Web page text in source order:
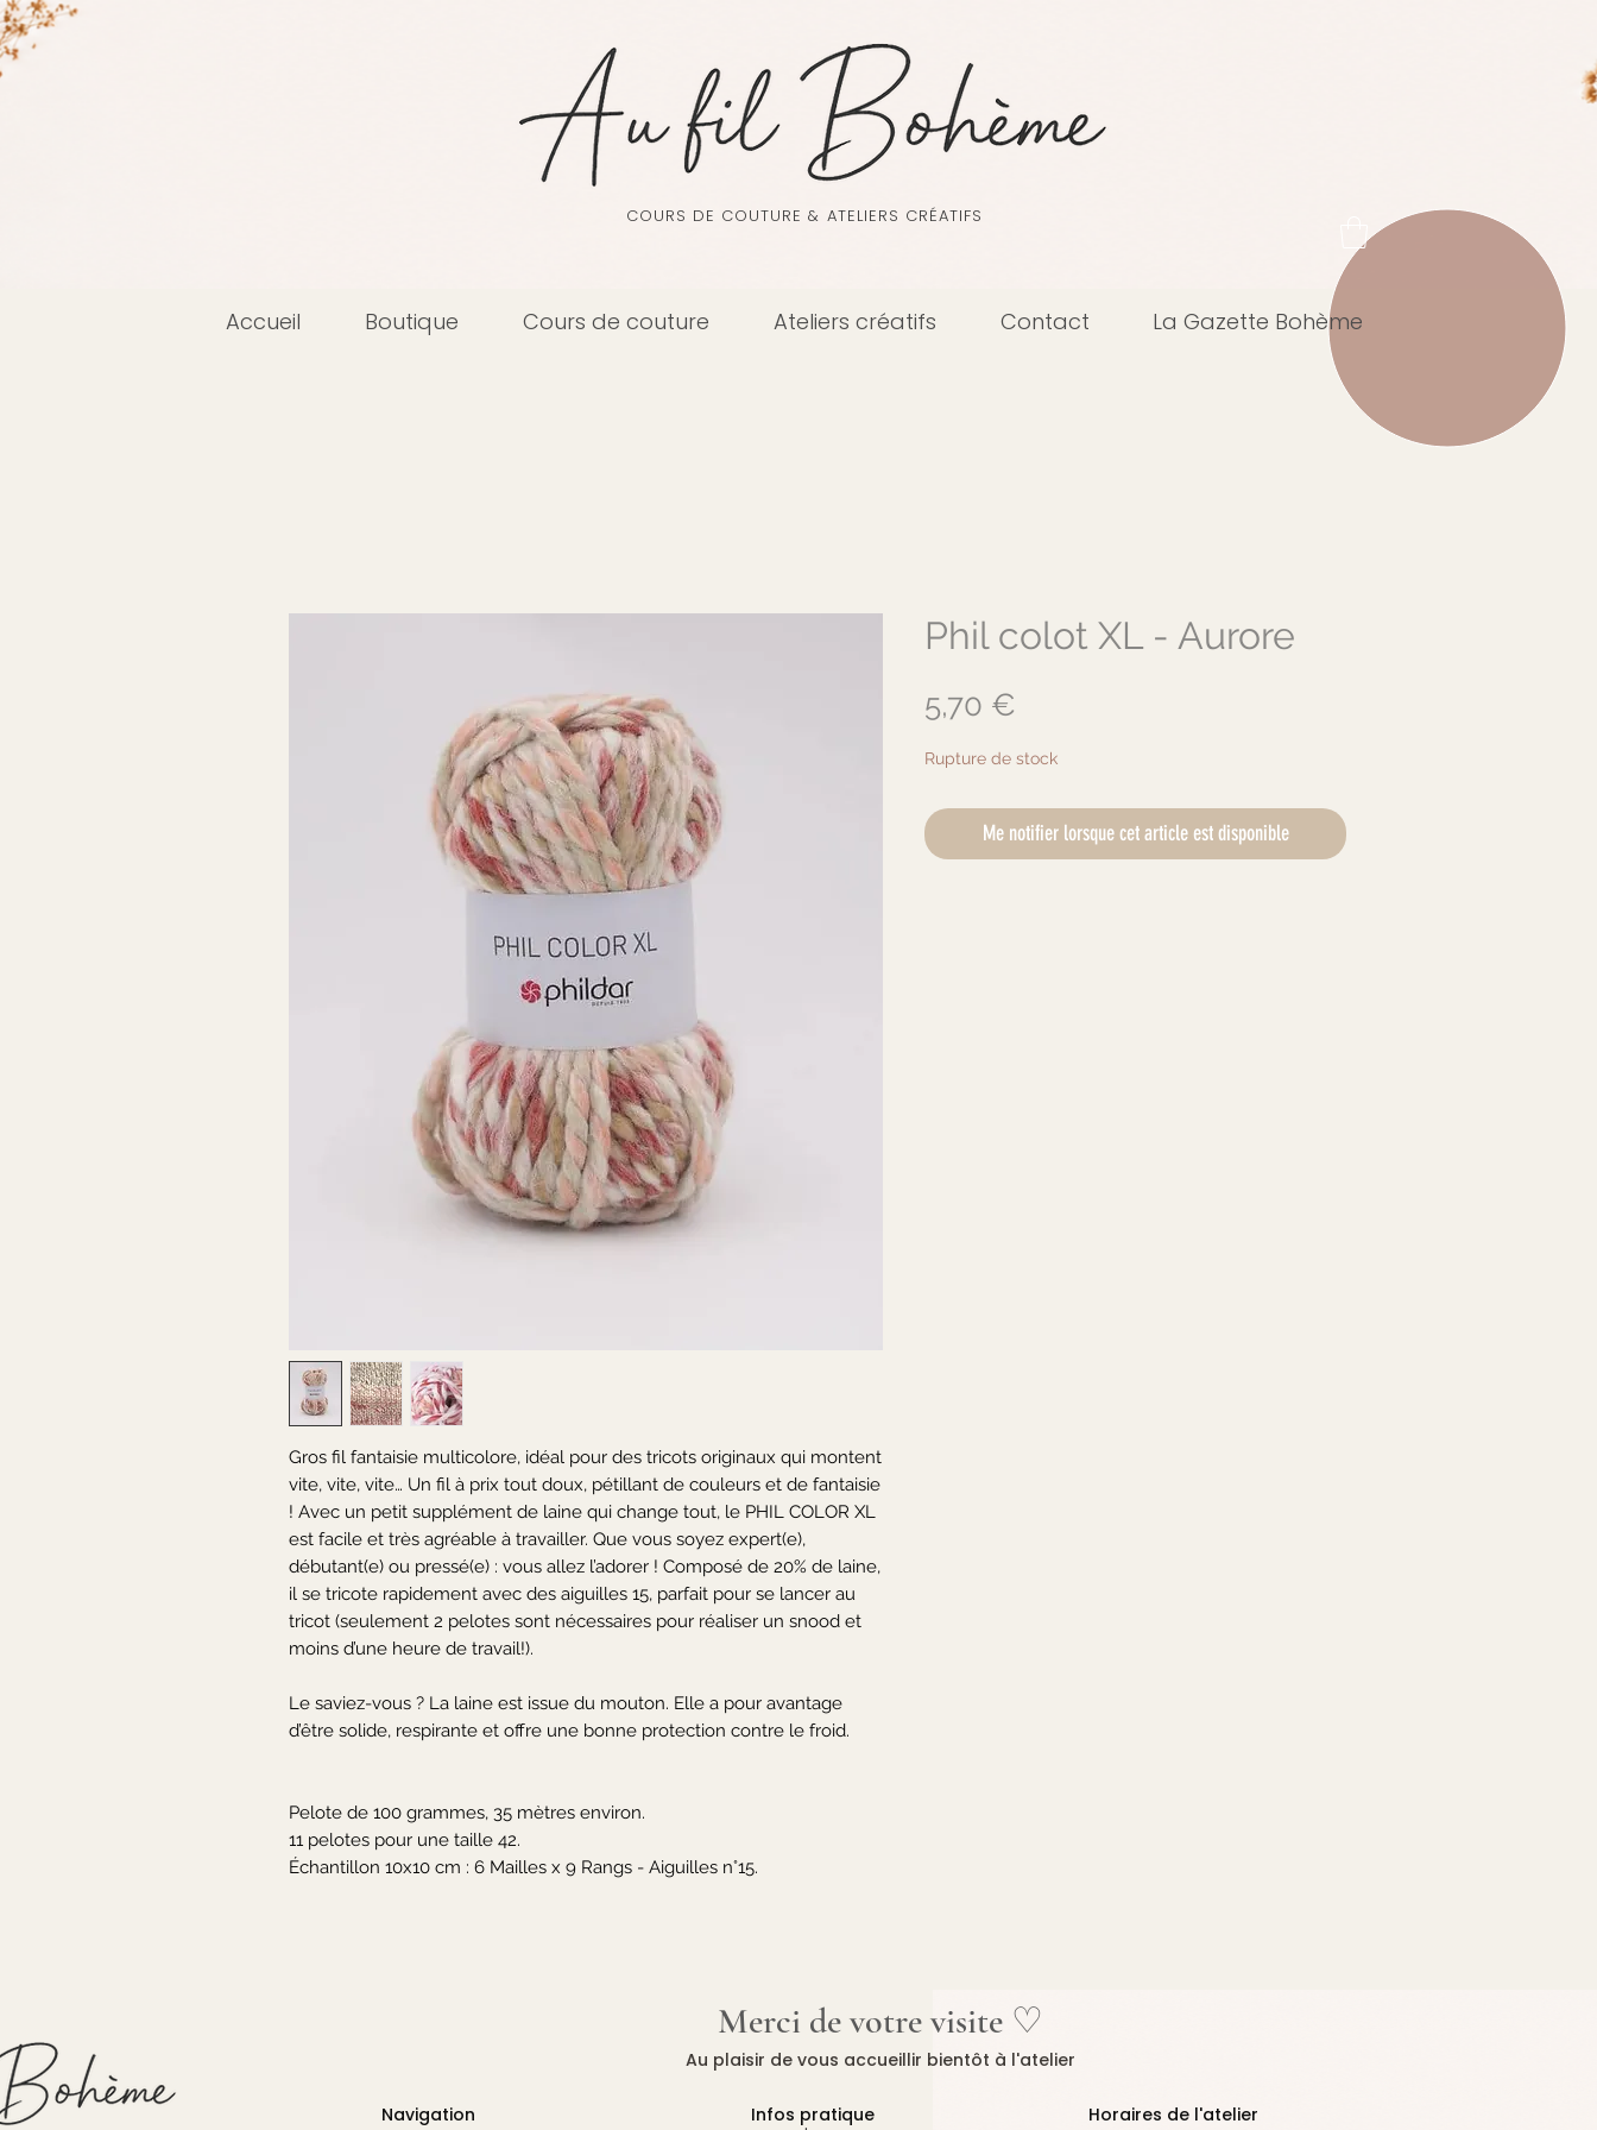
COURS DE COUTURE & ATELIERS CRÉATIFS
Accueil Boutique Cours de couture Ateliers créatifs Contact La Gazette Bohème
Gros fil fantaisie multicolore, idéal pour des tricots originaux qui montent
vite, vite, vite… Un fil à prix tout doux, pétillant de couleurs et de fantaisie
! Avec un petit supplément de laine qui change tout, le PHIL COLOR XL
est facile et très agréable à travailler. Que vous soyez expert(e),
débutant(e) ou pressé(e) : vous allez l’adorer ! Composé de 20% de laine,
il se tricote rapidement avec des aiguilles 15, parfait pour se lancer au
tricot (seulement 2 pelotes sont nécessaires pour réaliser un snood et
moins d’une heure de travail!).
Le saviez-vous ? La laine est issue du mouton. Elle a pour avantage
d’être solide, respirante et offre une bonne protection contre le froid.
Pelote de 100 grammes, 35 mètres environ.
11 pelotes pour une taille 42.
Échantillon 10x10 cm : 6 Mailles x 9 Rangs - Aiguilles n°15.
Phil colot XL - Aurore
5,70 €
Rupture de stock
Me notifier lorsque cet article est disponible
Merci de votre visite ♡
Au plaisir de vous accueillir bientôt à l'atelier
Navigation Infos pratique Horaires de l'atelier